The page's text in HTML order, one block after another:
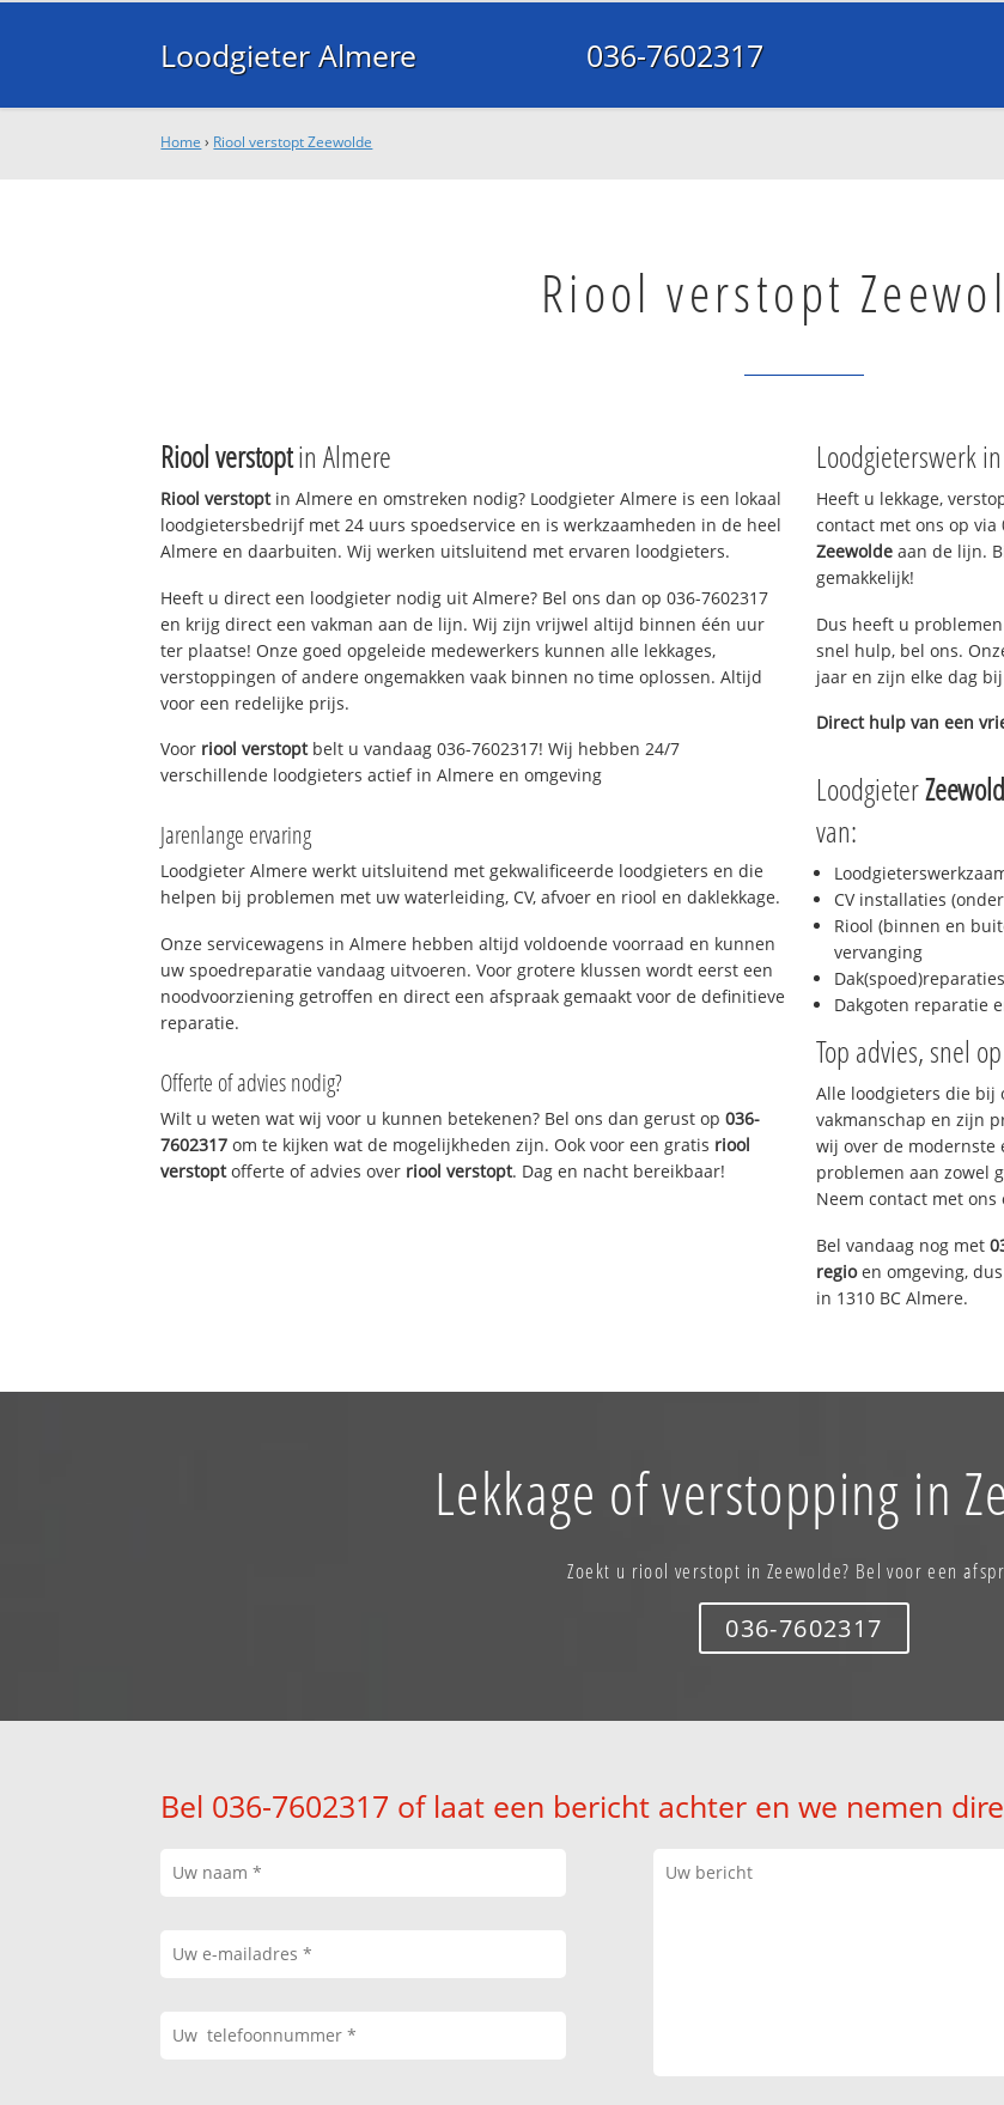
Loodgieter Almere 036-7602317
Home › Riool verstopt Zeewolde
Riool verstopt
Riool verstoptin Almere
Riool verstoptin Almere en omstreken nodig? Loodgieter Almere is een lokaal
loodgietersbedrijf met 24 uurs spoedservice en is werkzaamheden in de heel
Almere en daarbuiten. Wij werken uitsluitend met ervaren loodgieters.
Heeft u direct een loodgieter nodig uit Almere? Bel ons dan op 036-7602317
en krijg direct een vakman aan de lijn. Wij zijn vrijwel altijd binnen één uur
ter plaatse! Onze goed opgeleide medewerkers kunnen alle lekkages,
verstoppingen of andere ongemakken vaak binnen no time oplossen. Altijd
voor een redelijke prijs.
Voor riool verstoptbelt u vandaag 036-7602317! Wij hebben 24/7
verschillende loodgieters actief in Almere en omgeving
Jarenlange ervaring
Loodgieter Almere werkt uitsluitend met gekwalificeerde loodgieters en die
helpen bij problemen met uw waterleiding, CV, afvoer en riool en daklekkage.
Onze servicewagens in Almere hebben altijd voldoende voorraad en kunnen
uw spoedreparatie vandaag uitvoeren. Voor grotere klussen wordt eerst een
noodvoorziening getroffen en direct een afspraak gemaakt voor de definitieve
reparatie.
Offerte of advies nodig?
Wilt u weten wat wij voor u kunnen betekenen? Bel ons dan gerust op036-
7602317 om te kijken wat de mogelijkheden zijn. Ook voor een gratis riool
verstoptofferte of advies over riool verstopt. Dag en nacht bereikbaar!
Loodgieterswerk in
Heeft u lekkage,
contact met ons op
Zeewolde aan de lijn.
gemakkelijk!
Dus heeft u
snel hulp, bel ons.
jaar en zijn elke dag
Direct hulp van een
Loodgieter
van:
CV installaties
Riool (binnen en
vervanging
Dakgoten reparatie
Top advies, snel
Alle loodgieters die bij
vakmanschap en zijn
wij over de modernste
problemen aan zowel
Neem contact met
Bel vandaag nog met
regioen omgeving,
in 1310 BC Almere.
Lekkage of verstopping in
Zoekt u riool verstopt in Zeewolde? Bel voor een
036-7602317
Bel 036-7602317 of laat een bericht achter en we nemen